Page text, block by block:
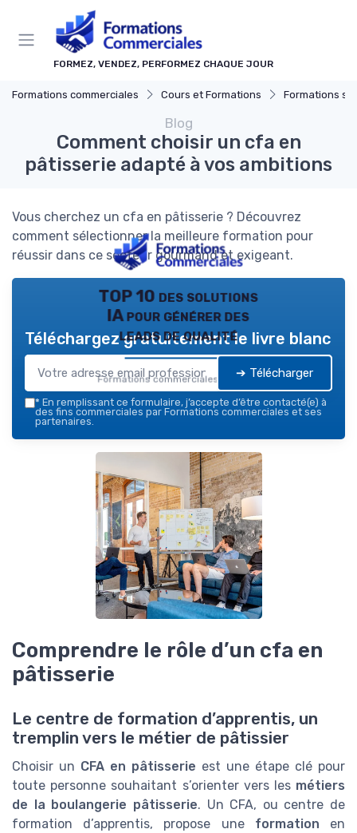
FORMEZ, VENDEZ, PERFORMEZ CHAQUE JOUR
Formations commerciales Cours et Formations Formations sur
Blog
Comment choisir un cfa en
pâtisserie adapté à vos ambitions
Vous cherchez un cfa en pâtisserie ? Découvrez
comment sélectionner la meilleure formation pour
réussir dans ce secteur gourmand et exigeant.
TOP 10 des solutions
IA pour générer des
leads de qualité
Formations commerciales — 2026
Téléchargez gratuitement le livre blanc
➔ Télécharger
* En remplissant ce formulaire, j’accepte d’être contacté(e) à
des fins commerciales par Formations commerciales et ses
partenaires.
Comprendre le rôle d’un cfa en
pâtisserie
Le centre de formation d’apprentis, un
tremplin vers le métier de pâtissier
Choisir un CFA en pâtisserie est une étape clé pour
toute personne souhaitant s’orienter vers les métiers
de la boulangerie pâtisserie. Un CFA, ou centre de
formation d’apprentis, propose une formation en
Panneau de gestion des cookies